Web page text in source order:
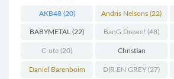
AKB48(20) Andris Nelsons (22)
BABYMETAL (22) BanG Dream! (48)
C-ute (20) Christian
Thielemann(36)
Daniel Barenboim DIR EN GREY (27)